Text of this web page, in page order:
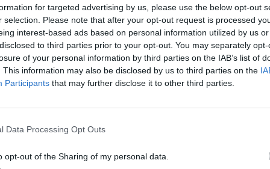
for targeted advertising by us, please use the below opt-out
selection. Please note that after your opt-out request is processed
interest-based ads based on personal information utilized by us
to third parties prior to your opt-out. You may separately
of your personal information by third parties on the IAB’s list of
This information may also be disclosed by us to third parties on the
Participants that may further disclose it to other third parties.
Data Processing Opt Outs
opt-out of the Sharing of my personal data.
Apple στοχεύει στο να μην έχει τσάκιση η οθόνη των
πάχος, ώστε να βοηθήσει στη διαδικασία.
Νέοι Google λογαριασμοί! Ζητάει ταυτότητα, selfie ή κάρτα!
Fold 7, ενώ μπορεί να αποτελούν το βασικό λόγο για τον
το iPhone Fold και η οθόνη του απέχουν αρκετά από την
μεγάλο ανταγωνισμό σε Ευρώπη και ΗΠΑ, ώστε να ωθήσει τις